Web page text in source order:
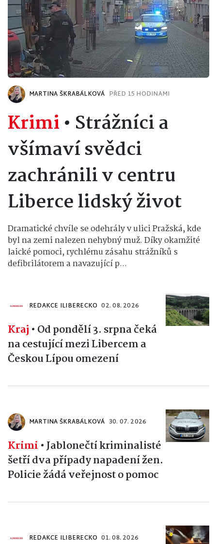
MARTINA ŠKRABÁLKOVÁ PŘED 15 HODINAMI
Krimi• Strážníci a
všímaví svědci
zachránili v centru
Liberce lidský život
Dramatické chvíle se odehrály v ulici Pražská, kde
byl na zemi nalezen nehybný muž. Díky okamžité
laické pomoci, rychlému zásahu strážníků s
defibrilátorem a navazující p...
REDAKCE ILIBERECKO 02. 08. 2026
Kraj • Od pondělí 3. srpna čeká
na cestující mezi Libercem a
Českou Lípou omezení
MARTINA ŠKRABÁLKOVÁ 30. 07. 2026
Krimi •Jablonečtí kriminalisté
šetří dva případy napadení žen.
Policie žádá veřejnost o pomoc
REDAKCE ILIBERECKO 01. 08. 2026